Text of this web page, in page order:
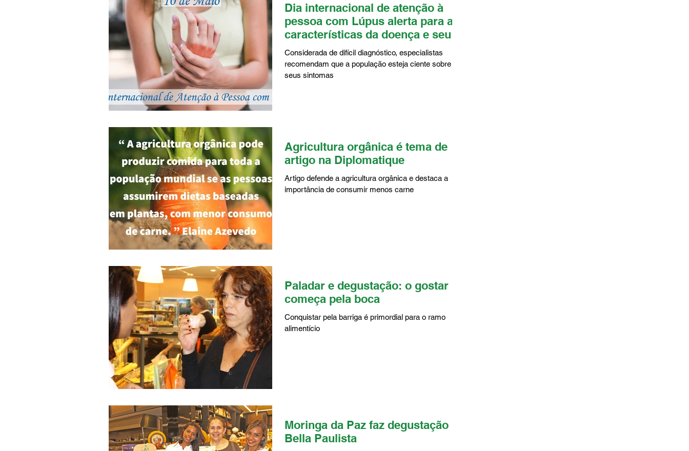
Dia internacional de atenção à
pessoa com Lúpus alerta para as
características da doença e seu
trata
Considerada de difícil diagnóstico, especialistas
recomendam que a população esteja ciente sobre
seus sintomas
Agricultura orgânica é tema de
artigo na Diplomatique
Artigo defende a agricultura orgânica e destaca a
importância de consumir menos carne
Paladar e degustação: o gostar
começa pela boca
Conquistar pela barriga é primordial para o ramo
alimentício
Moringa da Paz faz degustação na
Bella Paulista